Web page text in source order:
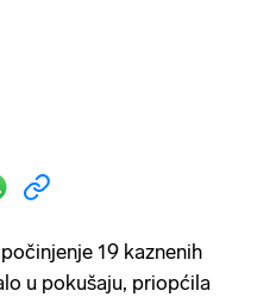
19 kaznenih
u pokušaju, priopćila